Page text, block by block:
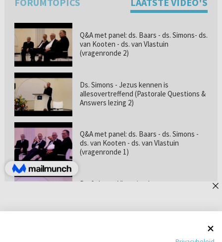
Q&A met panel: ds. Baars - ds. Simons- ds.
van Kooten - ds. van Vlastuin
(vragenronde 2)
Ds. Simons - Jezus kennen is
allesovertreffend (Pastorale Questions &
Answers lezing 2)
Q&A met panel: ds. Baars - ds. Simons -
ds. van Kooten - ds. van Vlastuin
(vragenronde 1)
Prof. dr. van Vlastuin - Is